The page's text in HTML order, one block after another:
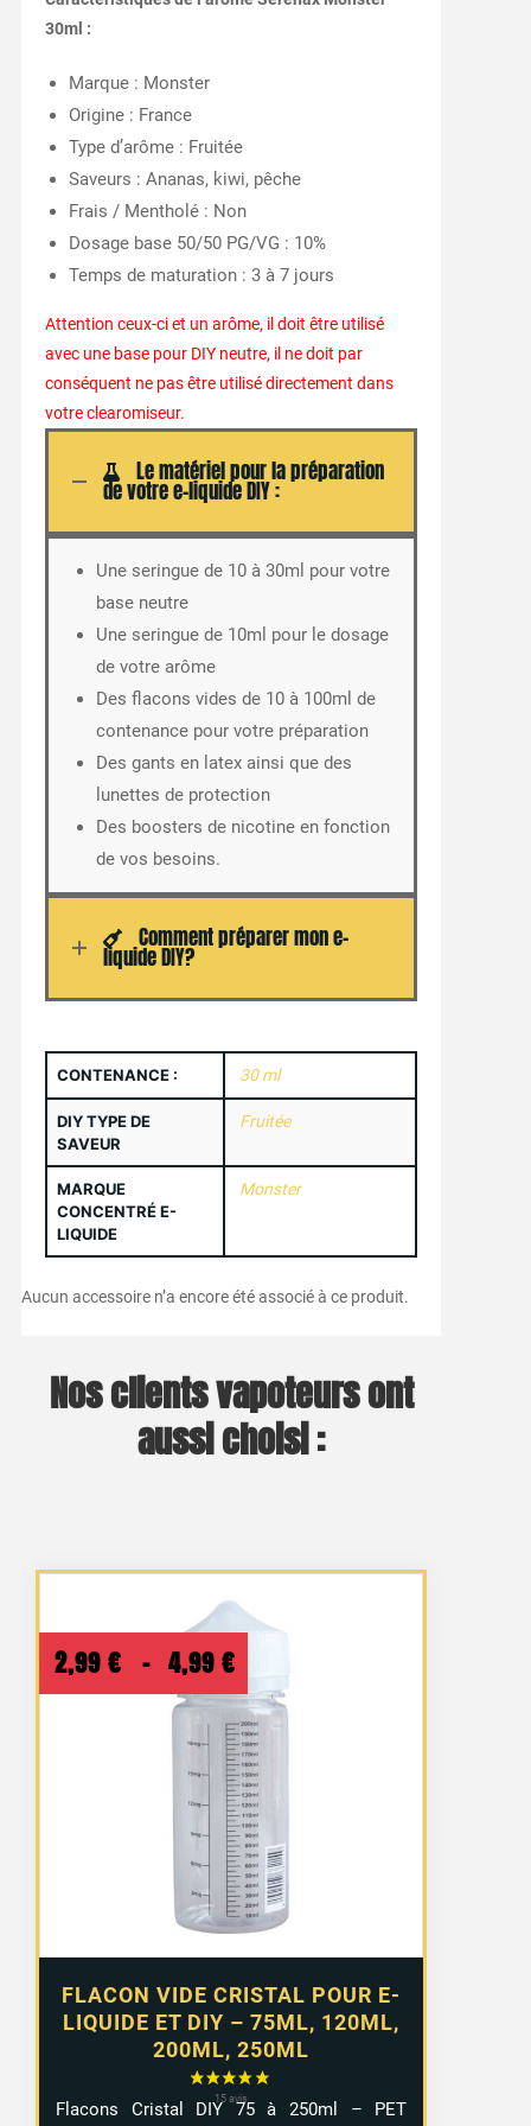
30ml :
Marque : Monster
Origine : France
Type d’arôme : Fruitée
Saveurs : Ananas, kiwi, pêche
Frais / Mentholé : Non
Dosage base 50/50 PG/VG : 10%
Temps de maturation : 3 à 7 jours
Attention ceux-ci et un arôme, il doit être utilisé
avec une base pour DIY neutre, il ne doit par
conséquent ne pas être utilisé directement dans
votre clearomiseur.
Le matériel pour la préparation
de votre e-liquide DIY :
Une seringue de 10 à 30ml pour votre
base neutre
Une seringue de 10ml pour le dosage
de votre arôme
Des flacons vides de 10 à 100ml de
contenance pour votre préparation
Des gants en latex ainsi que des
lunettes de protection
Des boosters de nicotine en fonction
de vos besoins.
Comment préparer mon e-
liquide DIY?
CONTENANCE : 30 ml
DIY TYPE DE
SAVEUR
Fruitée
MARQUE
CONCENTRÉ E-
LIQUIDE
Monster
Aucun accessoire n’a encore été associé à ce produit.
Nos clients vapoteurs ont
aussi choisi :
FLACON VIDE CRISTAL POUR E-
LIQUIDE ET DIY – 75ML, 120ML,
200ML, 250ML
2,99 € – 4,99 €
de
prix :
2,99 €
à
4,99 €
Flacons Cristal DIY 75 à 250ml – PET